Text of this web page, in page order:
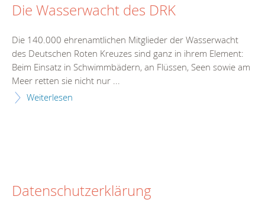
Die Wasserwacht des DRK
Die 140.000 ehrenamtlichen Mitglieder der Wasserwacht
des Deutschen Roten Kreuzes sind ganz in ihrem Element:
Beim Einsatz in Schwimmbädern, an Flüssen, Seen sowie am
Meer retten sie nicht nur ...
Weiterlesen
Datenschutzerklärung